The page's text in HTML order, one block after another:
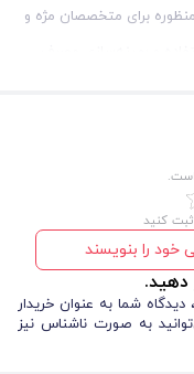
برای متخصصان مژه و
و بهینه‌سازی مصرف
ثبت کنید
خود را بنویسند
دهید.
دیدگاه شما به عنوان خریدار
به صورت ناشناس نیز